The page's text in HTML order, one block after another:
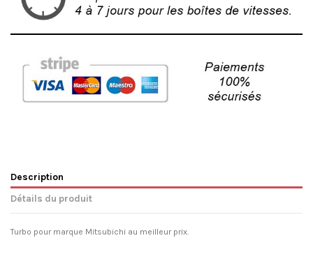
Description
Détails du produit
Turbo pour marque Mitsubichi au meilleur prix.